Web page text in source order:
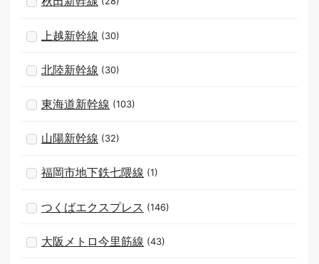
上越新幹線 (30)
北陸新幹線 (30)
東海道新幹線 (103)
山陽新幹線 (32)
福岡市地下鉄七隈線 (1)
つくばエクスプレス (146)
大阪メトロ今里筋線 (43)